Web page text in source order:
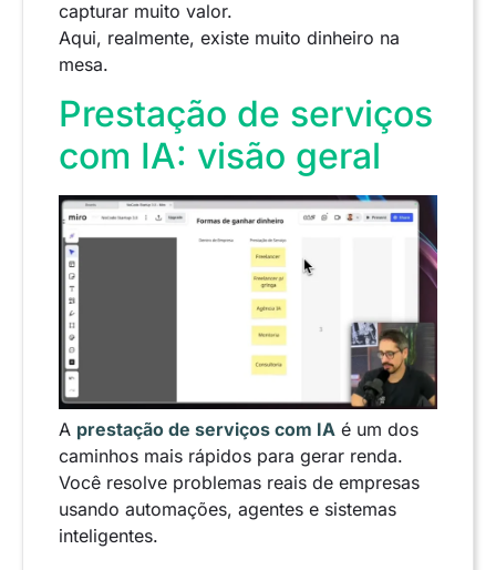
capturar muito valor.
Aqui, realmente, existe muito dinheiro na
mesa.
Prestação de serviços
com IA: visão geral
A prestação de serviços com IA é um dos
caminhos mais rápidos para gerar renda.
Você resolve problemas reais de empresas
usando automações, agentes e sistemas
inteligentes.